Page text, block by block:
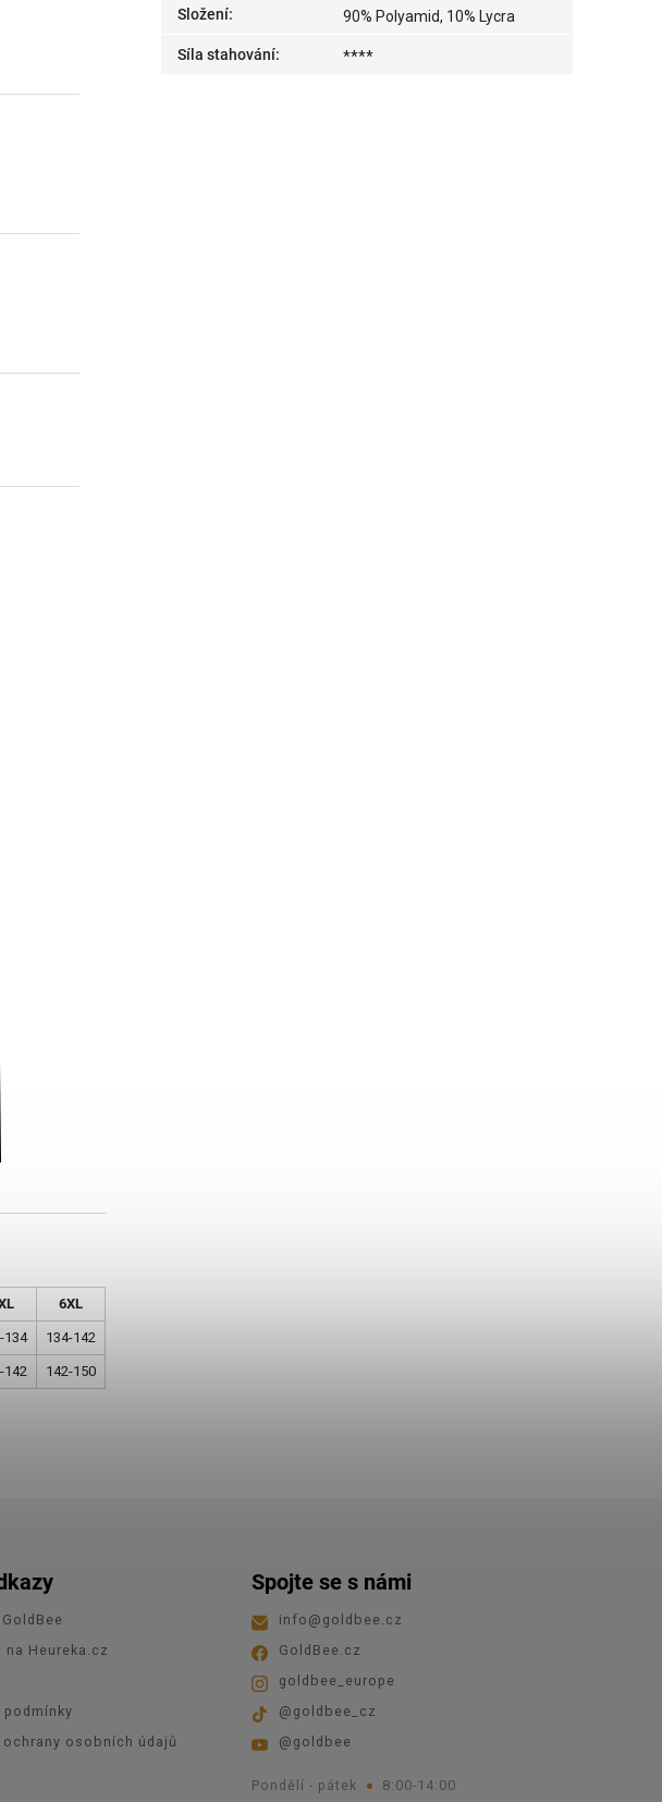
6XL
134 134-142
142 142-150
Složení: 90% Polyamid, 10% Lycra
Síla stahování: ****
Heureka.cz
ochrany osobních údajů
Spojte se s námi
info @ goldbee.cz
GoldBee.cz
goldbee_europe
@goldbee_cz
@goldbee
Pondělí - pátek 8:00-14:00